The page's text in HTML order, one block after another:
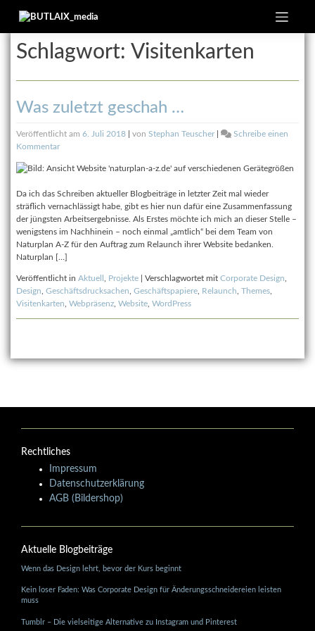
Schlagwort: Visitenkarten
Was zuletzt geschah …
Veröffentlicht am6. Juli 2018 |vonStephan Teuscher |
Schreibe einen
Kommentarzu
zuletzt
…
Da ich das Schreiben aktueller Blogbeiträge in letzter Zeit mal wieder
sträflich vernachlässigt habe, gibt es hier nun dafür eine Zusammenfassung
der jüngsten Arbeitsergebnisse. Als Erstes möchte ich mich an dieser Stelle –
wenigstens im Nachhinein – noch einmal „amtlich“ bei dem Team von
Naturplan A-Z für den Auftrag zum Relaunch ihrer Website bedanken.
Naturplan […]
Veröffentlicht inAktuell Projekte |Verschlagwortet mitCorporate Design
Design ,Geschäftsdrucksachen ,Geschäftspapiere Relaunch ,Themes
Visitenkarten ,Webpräsenz ,Website ,WordPress
Rechtliches
Impressum
Datenschutzerklärung
AGB (Bildershop)
Aktuelle Blogbeiträge
Wenn das Design lehrt, bevor der Kurs beginnt
Kein loser Faden: Was Corporate Design für Änderungsschneidereien leisten
muss
Tumblr – Die vielseitige Alternative zu Instagram und Pinterest